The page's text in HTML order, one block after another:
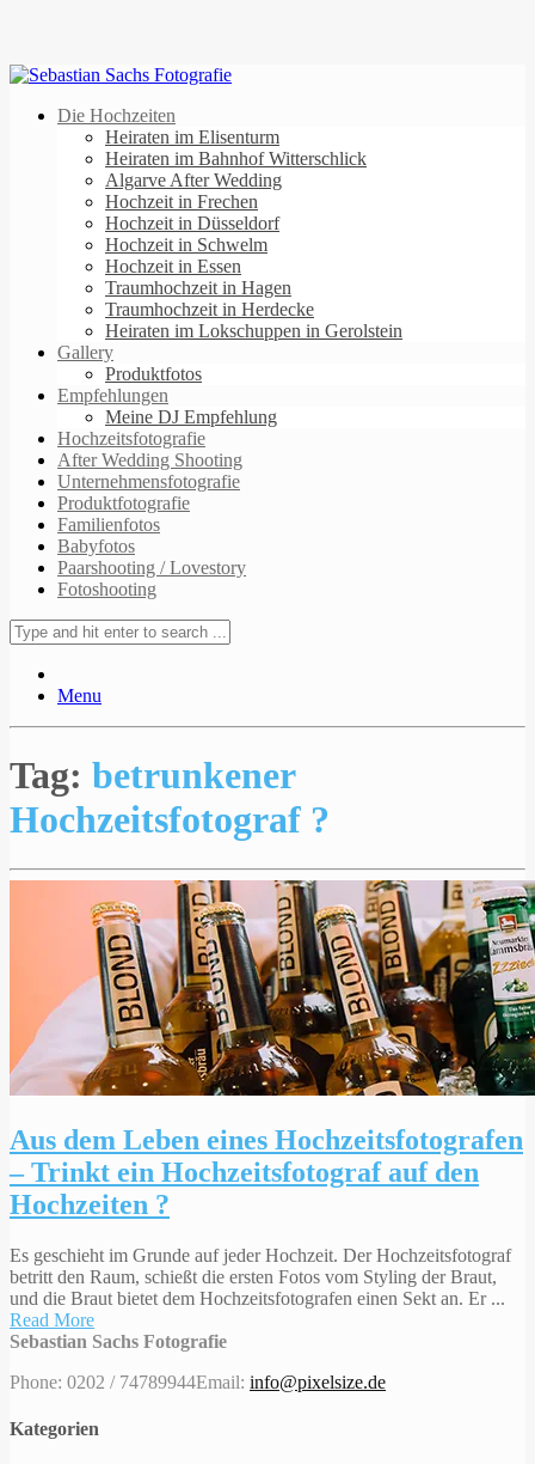
Die Hochzeiten
Heiraten im Elisenturm
Heiraten im Bahnhof Witterschlick
Algarve After Wedding
Hochzeit in Frechen
Hochzeit in Düsseldorf
Hochzeit in Schwelm
Hochzeit in Essen
Traumhochzeit in Hagen
Traumhochzeit in Herdecke
Heiraten im Lokschuppen in Gerolstein
Gallery
Produktfotos
Empfehlungen
Meine DJ Empfehlung
Hochzeitsfotografie
After Wedding Shooting
Unternehmensfotografie
Produktfotografie
Familienfotos
Babyfotos
Paarshooting / Lovestory
Fotoshooting
Menu
Tag: betrunkener
Hochzeitsfotograf ?
Aus dem Leben eines Hochzeitsfotografen
– Trinkt ein Hochzeitsfotograf auf den
Hochzeiten ?
Es geschieht im Grunde auf jeder Hochzeit. Der Hochzeitsfotograf
betritt den Raum, schießt die ersten Fotos vom Styling der Braut,
und die Braut bietet dem Hochzeitsfotografen einen Sekt an. Er ...
Read More
Sebastian Sachs Fotografie
Phone: 0202 / 74789944Email: info@pixelsize.de
Kategorien